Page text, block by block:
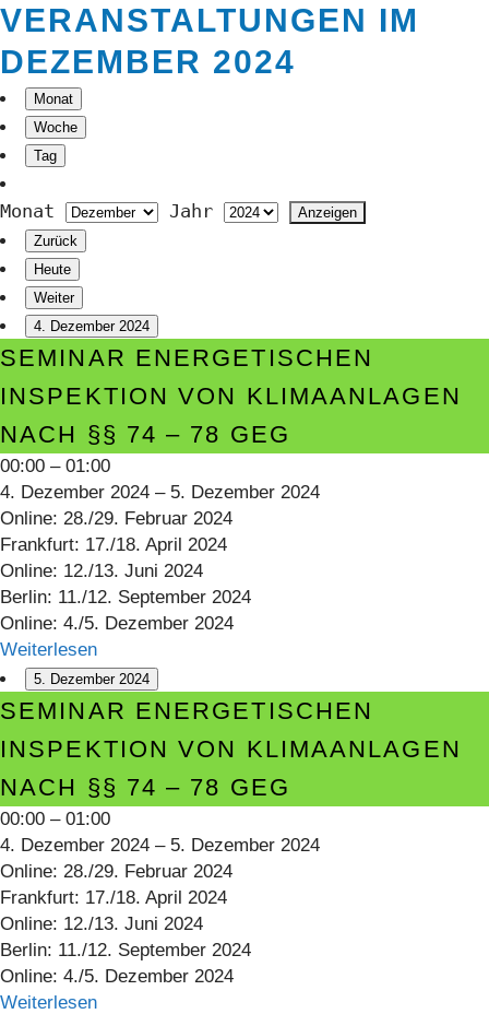
VERANSTALTUNGEN IM
DEZEMBER 2024
Monat
Woche
Tag
Monat Jahr
Zurück
Heute
Weiter
4. Dezember 2024
Seminar
Inspektion
von
Klimaanlagen
nach
§§
74
–
78
GEG
SEMINAR ENERGETISCHEN
INSPEKTION VON KLIMAANLAGEN
NACH §§ 74 – 78 GEG
00:00 – 01:00
4. Dezember 2024 – 5. Dezember 2024
Online: 28./29. Februar 2024
Frankfurt: 17./18. April 2024
Online: 12./13. Juni 2024
Berlin: 11./12. September 2024
Online: 4./5. Dezember 2024
Weiterlesen
5. Dezember 2024
Seminar
Inspektion
von
Klimaanlagen
nach
§§
74
–
78
GEG
SEMINAR ENERGETISCHEN
INSPEKTION VON KLIMAANLAGEN
NACH §§ 74 – 78 GEG
00:00 – 01:00
4. Dezember 2024 – 5. Dezember 2024
Online: 28./29. Februar 2024
Frankfurt: 17./18. April 2024
Online: 12./13. Juni 2024
Berlin: 11./12. September 2024
Online: 4./5. Dezember 2024
Weiterlesen